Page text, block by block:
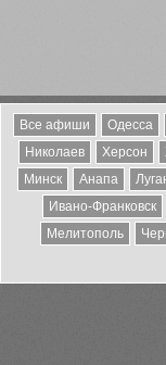
Все афиши Одесса
Николаев
Херсон
Минск
Анапа
Ивано-Франковск
Мелитополь